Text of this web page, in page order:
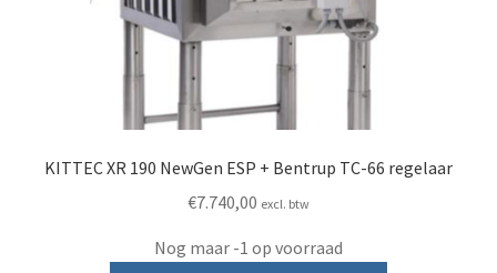
KITTEC XR 190 NewGen ESP + Bentrup TC-66 regelaar
€7.740,00 excl. btw
Nog maar -1 op voorraad